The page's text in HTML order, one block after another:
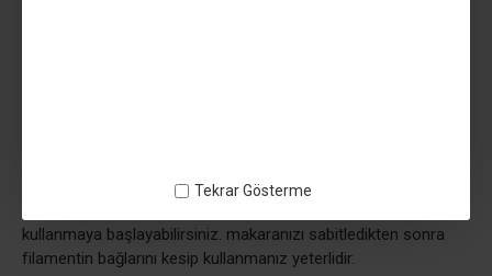
Tekrar Gösterme
genişliğindedir masura iç çapımız 82,5mm dir 3d printerde
kullanmaya başlayabilirsiniz. makaranızı sabitledikten sonra
filamentin bağlarını kesip kullanmanız yeterlidir.